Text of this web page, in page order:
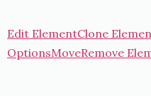
Edit ElementClone
OptionsMoveRemove